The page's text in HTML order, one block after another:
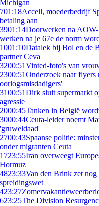
Michigan
701:18Accell, moederbedrijf
betaling aan
3901:14Doorwerken na AOW-
werken na je 67e de norm
1001:10Datalek bij Bol en de
partner Ceva
3200:51Vinted-foto's van
2300:51Onderzoek naar flyers
oorlogsmisdadigers'
3100:51Dirk sluit supermarkt
agressie
2000:45Tanken in België
3000:44Ceuta-leider noemt
'gruweldaad'
2700:43Spaanse politie:
onder migranten Ceuta
1723:55Iran overweegt
Hormuz
4823:33Van den Brink zet nog
spreidingswet
423:27
623:25The Division